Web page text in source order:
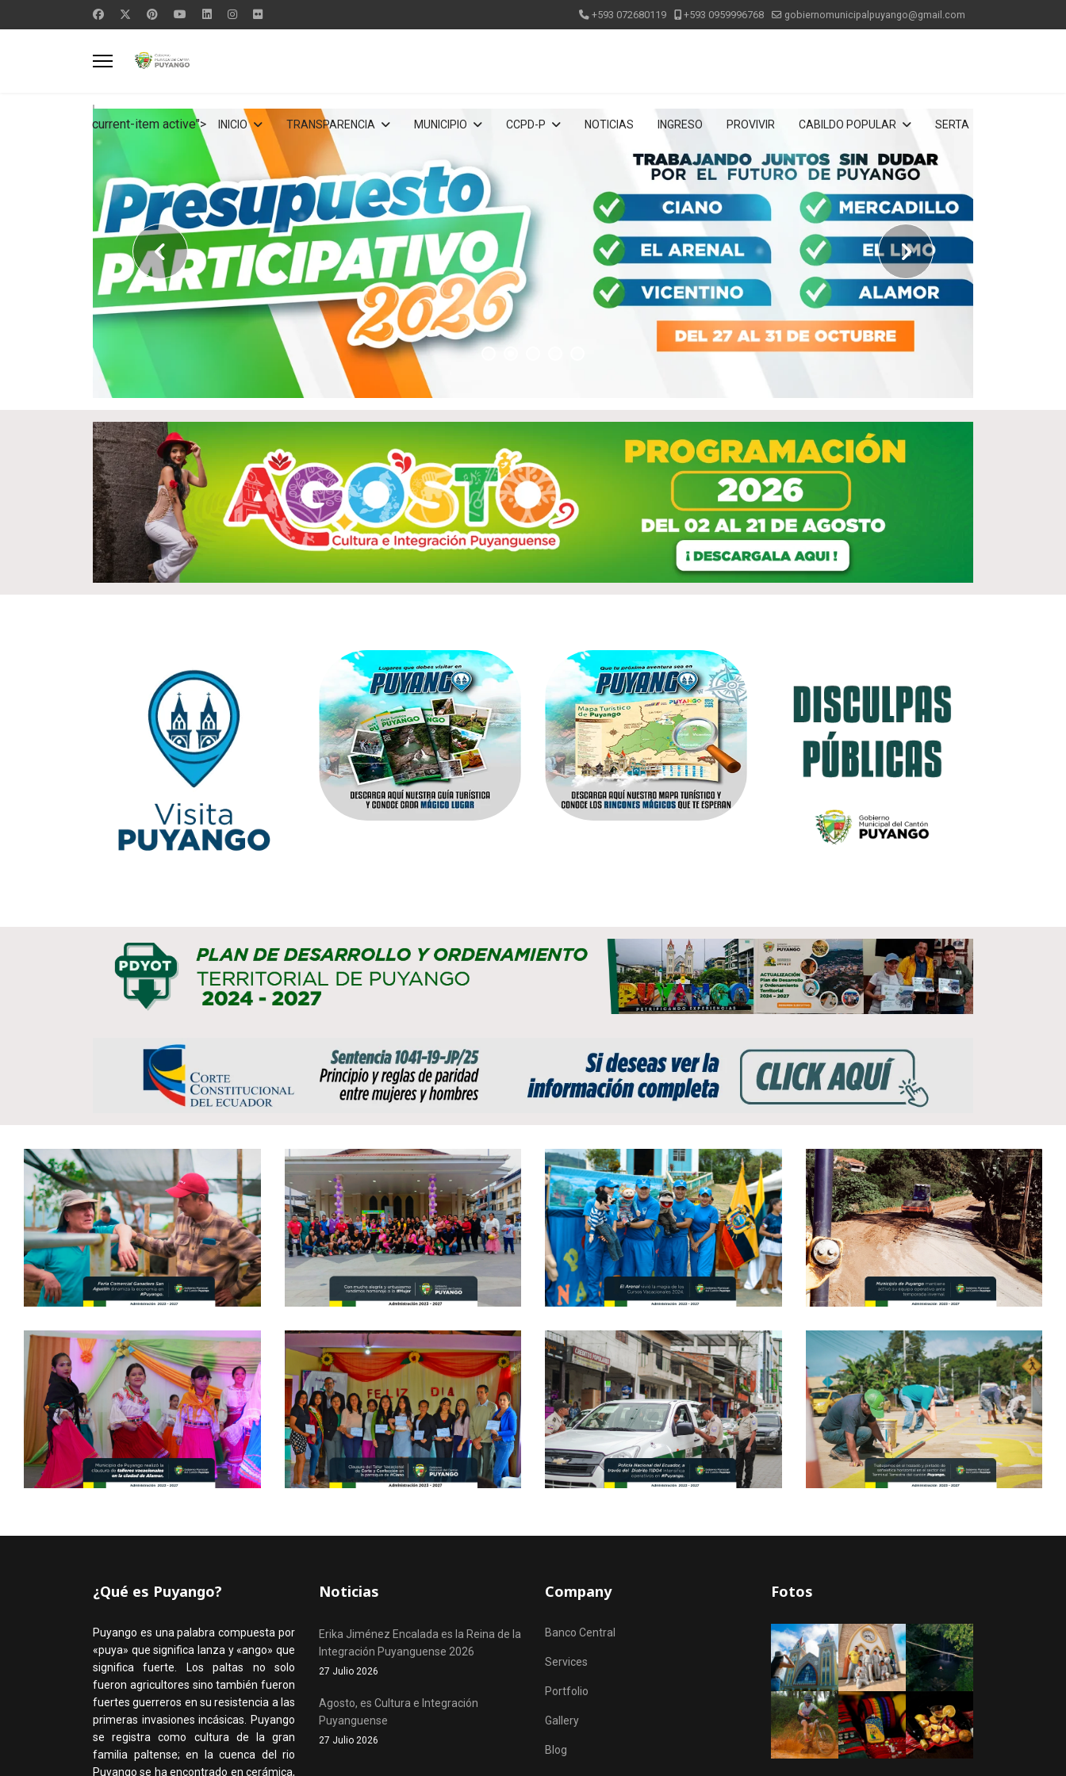
+593 072680119 +593 0959996768 gobiernomunicipalpuyango@gmail.com
current-item active"> INICIO TRANSPARENCIA MUNICIPIO CCPD-P NOTICIAS INGRESO PROVIVIR CABILDO POPULAR SERTA
¿Qué es Puyango?
Puyango es una palabra compuesta por
«puya» que significa lanza y «ango» que
significa fuerte. Los paltas no solo
fueron agricultores sino también fueron
fuertes guerreros en su resistencia a las
primeras invasiones incásicas. Puyango
se registra como cultura de la gran
familia paltense; en la cuenca del rio
Puyango se ha encontrado en cerámica,
Noticias
Erika Jiménez Encalada es la Reina de la
Integración Puyanguense 2026
27 Julio 2026
Agosto, es Cultura e Integración
Puyanguense
27 Julio 2026
Company
Banco Central
Services
Portfolio
Gallery
Blog
Fotos